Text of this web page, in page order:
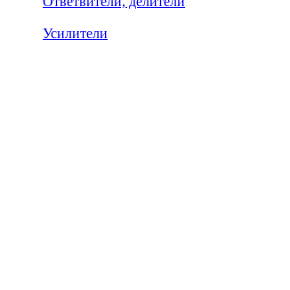
Усилители